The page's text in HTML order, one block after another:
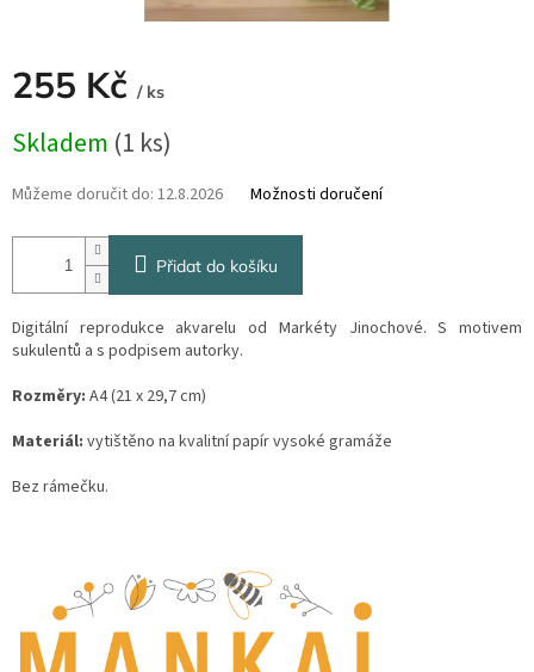
255 Kč / ks
cena:
Skladem (1 ks)
Můžeme doručit do: 12.8.2026 Možnosti doručení
Přidat do košíku
Digitální reprodukce akvarelu od Markéty Jinochové. S motivem
sukulentů a s podpisem autorky.
Rozměry: A4 (21 x 29,7 cm)
Materiál: vytištěno na kvalitní papír vysoké gramáže
Bez rámečku.